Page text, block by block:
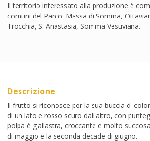
Il territorio interessato alla produzione è
comuni del Parco: Massa di Somma,
Trocchia, S. Anastasia, Somma Vesuviana.
Descrizione
Il frutto si riconosce per la sua buccia di
di un lato e rosso scuro dall'altro, con
polpa è giallastra, croccante e molto
di maggio e la seconda decade di giugno.